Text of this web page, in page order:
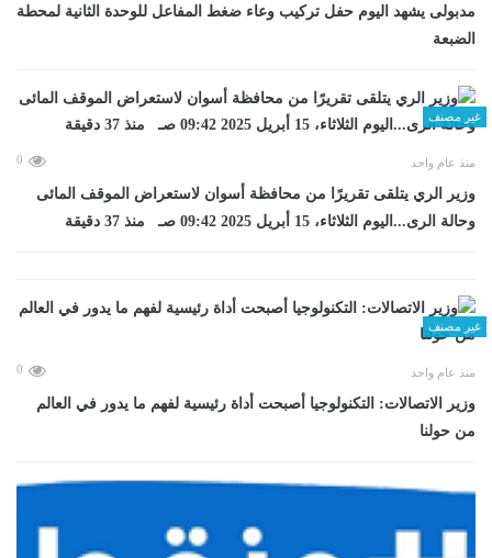
مدبولى يشهد اليوم حفل تركيب وعاء ضغط المفاعل للوحدة الثانية لمحطة
الضبعة
غير مصنف
منذ عام واحد 0
وزير الري يتلقى تقريرًا من محافظة أسوان لاستعراض الموقف المائى
وحالة الرى...اليوم الثلاثاء، 15 أبريل 2025 09:42 صـ منذ 37 دقيقة
غير مصنف
منذ عام واحد 0
وزير الاتصالات: التكنولوجيا أصبحت أداة رئيسية لفهم ما يدور في العالم
من حولنا